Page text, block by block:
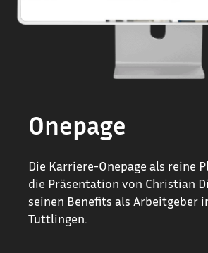
Onepage
Die Karriere-Onepage als reine
die Präsentation von Christian
seinen Benefits als Arbeitgeber
Tuttlingen.